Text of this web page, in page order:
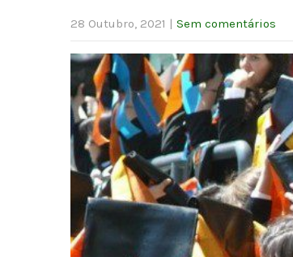
28 Outubro, 2021 | Sem comentários